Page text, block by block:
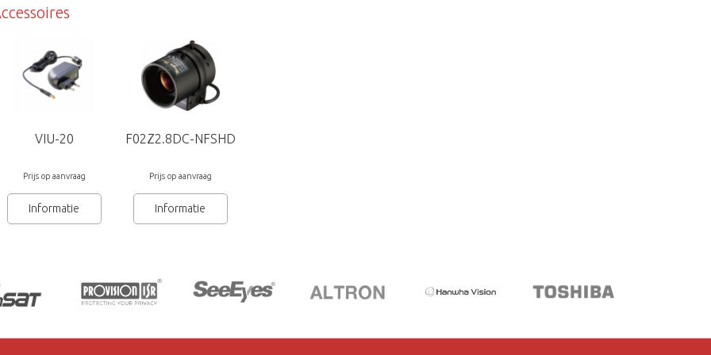
VIU-20
Prijs op aanvraag
Informatie
F02Z2.8DC-NFSHD
Prijs op aanvraag
Informatie